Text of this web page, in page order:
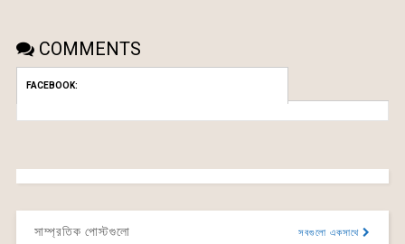
COMMENTS
FACEBOOK:
সাম্প্রতিক পোস্টগুলো সবগুলো একসাথে